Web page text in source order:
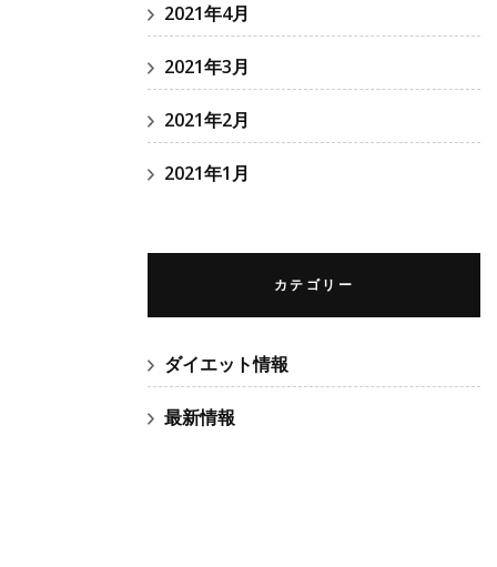
2021年4月
2021年3月
2021年2月
2021年1月
カテゴリー
ダイエット情報
最新情報